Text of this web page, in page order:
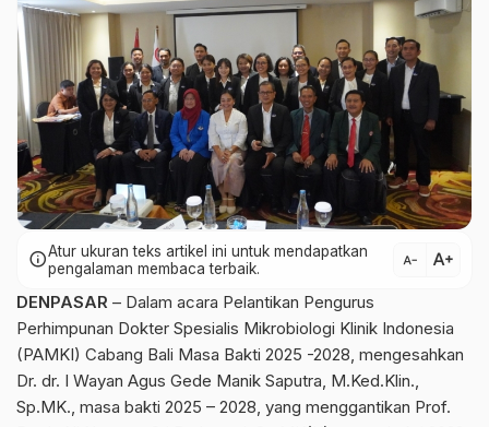
infoAtur ukuran teks artikel ini untuk mendapatkan
pengalaman membaca terbaik.
text_decrease text_increase
DENPASAR – Dalam acara Pelantikan Pengurus
Perhimpunan Dokter Spesialis Mikrobiologi Klinik Indonesia
(PAMKI) Cabang Bali Masa Bakti 2025 -2028, mengesahkan
Dr. dr. I Wayan Agus Gede Manik Saputra, M.Ked.Klin.,
Sp.MK., masa bakti 2025 – 2028, yang menggantikan Prof.